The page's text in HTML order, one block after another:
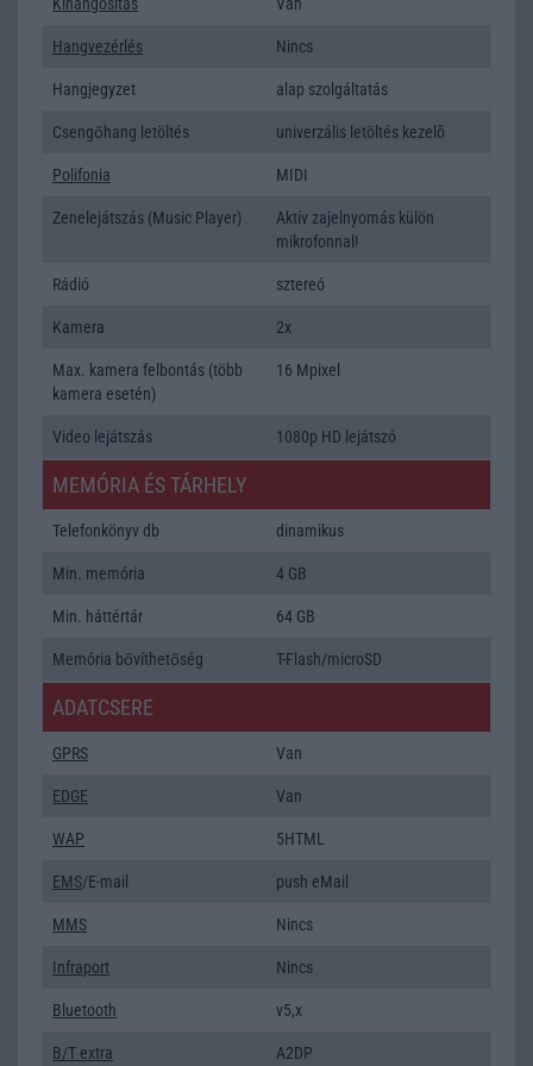
Hangvezérlés Nincs
Hangjegyzet alap szolgáltatás
Csengőhang letöltés univerzális letöltés kezelõ
Polifonia MIDI
Zenelejátszás (Music Player)
Aktív zajelnyomás külön
mikrofonnal!
Rádió sztereó
Kamera 2x
Max. kamera felbontás (több
kamera esetén)
16 Mpixel
Video lejátszás 1080p HD lejátszó
MEMÓRIA ÉS TÁRHELY
Telefonkönyv db dinamikus
Min. memória 4 GB
Min. háttértár 64 GB
Memória bővíthetőség T-Flash/microSD
ADATCSERE
GPRS Van
EDGE Van
WAP 5HTML
EMS/E-mail push eMail
MMS Nincs
Infraport Nincs
Bluetooth v5,x
B/T extra A2DP